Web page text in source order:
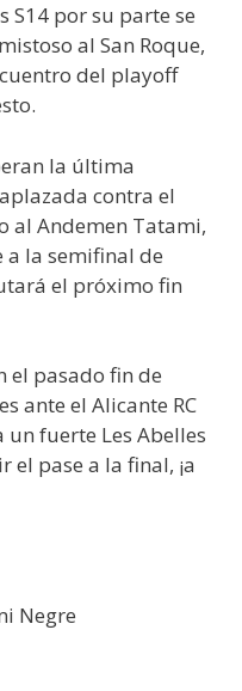
S14 por su parte se
al San Roque,
del playoff
la última
contra el
al Andemen Tatami,
la semifinal de
el próximo fin
el pasado fin de
ante el Alicante RC
fuerte Les Abelles
el pase a la final, ¡a
Negre